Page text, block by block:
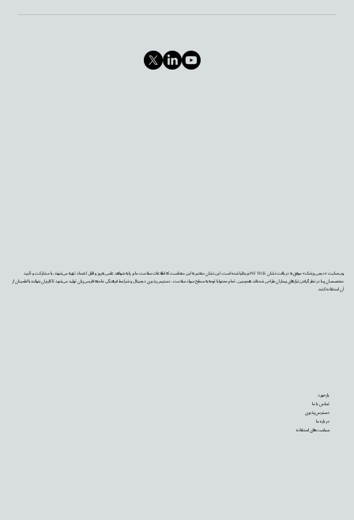
وب‌سایت «دیجی‌پزشک» موفق به دریافت نشان PIF TICK بریتانیا شده است. این نشان معتبر به این معناست که اطلاعات سلامت ما بر پایه شواهد علمی به‌روز و قابل اعتماد تهیه می‌شوند، با مشارکت و تأیید
متخصصان و با در نظر گرفتن نیازهای بیماران طراحی شده‌اند. همچنین، تمام محتوا با توجه به سطح سواد سلامت، دسترس‌پذیری دیجیتال و شرایط فرهنگی جامعه فارسی‌زبان تولید می‌شود تا کاربران بتوانند با اطمینان از
آن استفاده کنند.
بازخورد
تماس با ما
دسترس‌پذیری
درباره ما
سیاست‌های استفاده